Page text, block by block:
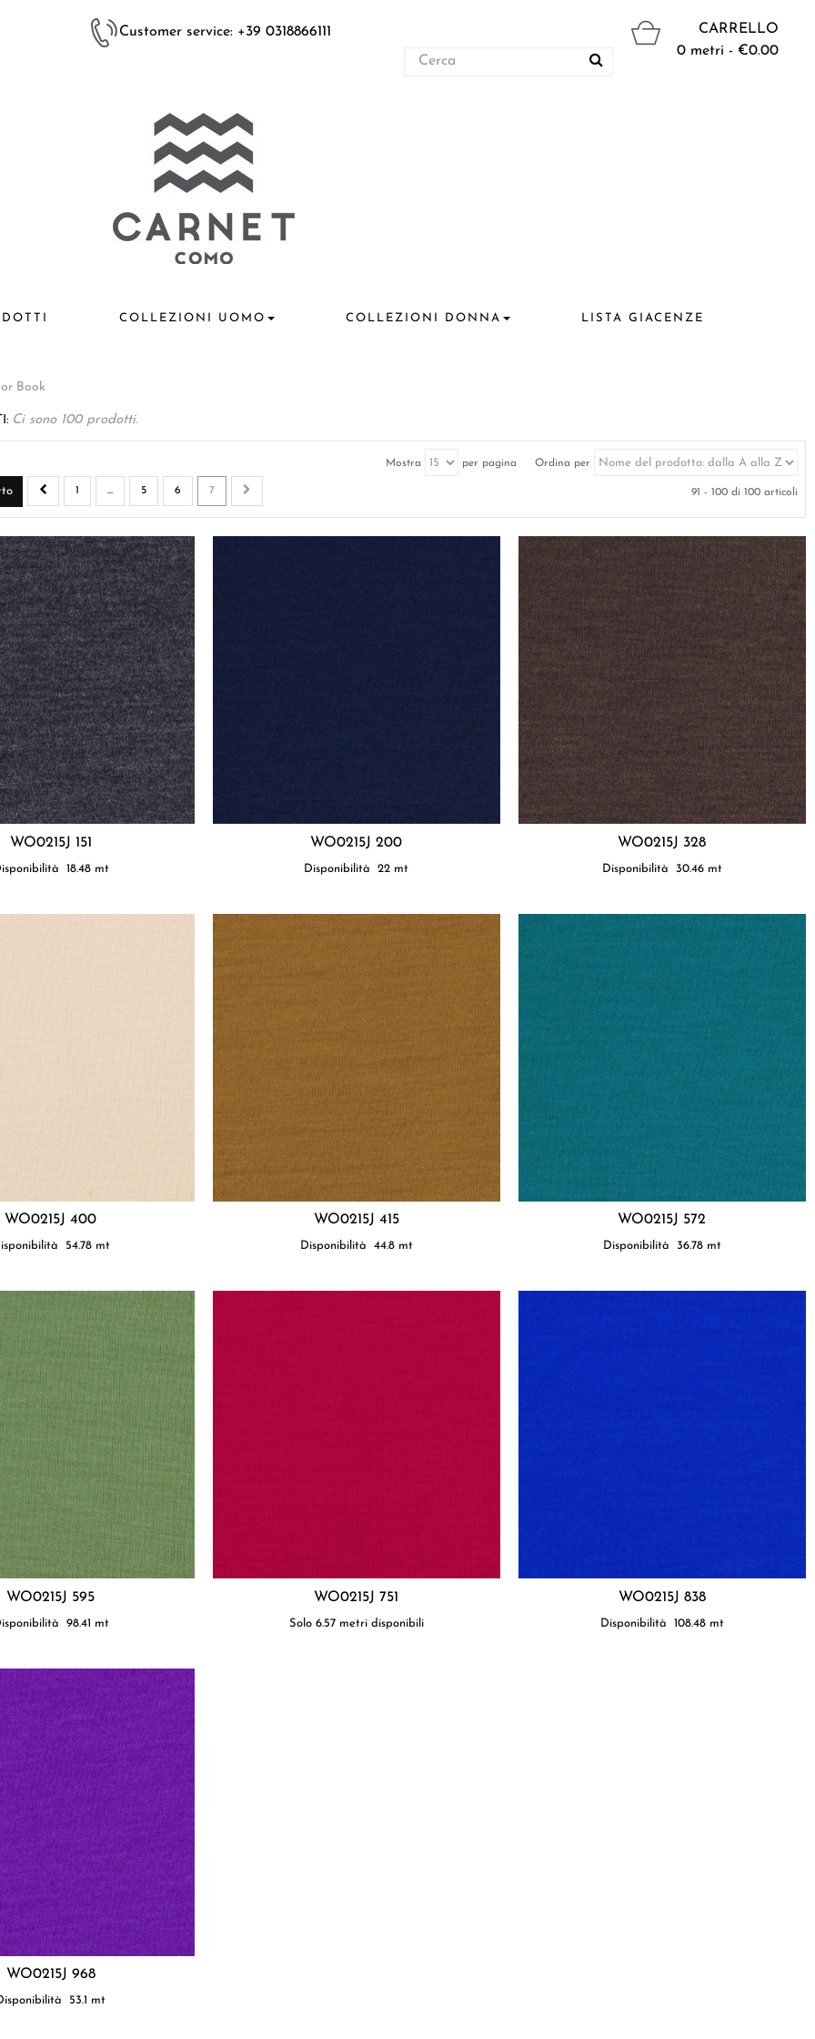
Customer service: +39 0318866111
CARRELLO
0 metri - €0.00
COLLEZIONI UOMO COLLEZIONI DONNA LISTA GIACENZE
Book
Ci sono 100 prodotti.
Ordina per
Mostra per pagina
1 ... 5 6 7 91 - 100 di 100 articoli
WO0215J 151
18.48 mt
WO0215J 200
Disponibilità22 mt
WO0215J 328
Disponibilità 30.46 mt
WO0215J 400
54.78 mt
WO0215J 415
Disponibilità 44.8 mt
WO0215J 572
Disponibilità 36.78 mt
WO0215J 595
98.41 mt
WO0215J 751
Solo 6.57 metri disponibili
WO0215J 838
Disponibilità 108.48 mt
WO0215J 968
53.1 mt